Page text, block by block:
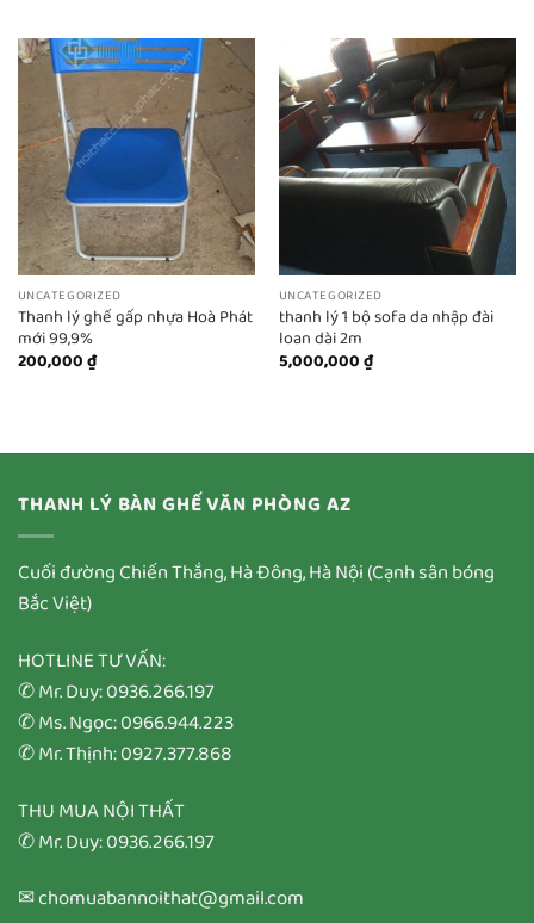
UNCATEGORIZED
Thanh lý ghế gấp nhựa Hoà Phát
mới 99,9%
200,000₫
UNCATEGORIZED
thanh lý 1 bộ sofa da nhập đài
loan dài 2m
5,000,000₫
THANH LÝ BÀN GHẾ VĂN PHÒNG AZ
Cuối đường Chiến Thắng, Hà Đông, Hà Nội (Cạnh sân bóng
Bắc Việt)
HOTLINE TƯ VẤN:
✆ Mr. Duy: 0936.266.197
✆ Ms. Ngọc: 0966.944.223
✆ Mr. Thịnh: 0927.377.868
THU MUA NỘI THẤT
✆ Mr. Duy: 0936.266.197
✉ chomuabannoithat@gmail.com